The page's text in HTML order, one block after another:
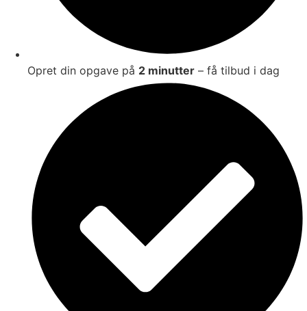
Opret din opgave på 2 minutter – få tilbud i dag